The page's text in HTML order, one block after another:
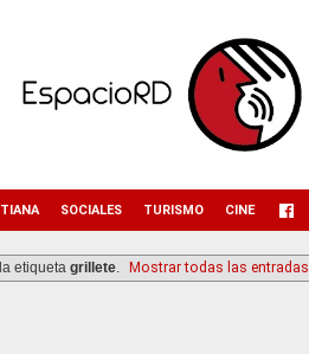
SOCIALES TURISMO CINE
etiquetagrillete Mostrar todas las entradas